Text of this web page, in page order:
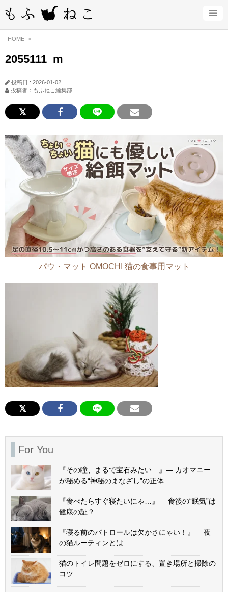
HOME
2055111_m
投稿日 : 2026-01-02
投稿者：もふねこ編集部
パウ・マット OMOCHI 猫の食事用マット
For You
『その瞳、まるで宝石みたい…』— カオマニー
が秘める“神秘のまなざし”の正体
『食べたらすぐ寝たいにゃ…』— 食後の“眠気”は
健康の証？
『寝る前のパトロールは欠かさにゃい！』— 夜
の猫ルーティンとは
猫のトイレ問題をゼロにする、置き場所と掃除の
コツ